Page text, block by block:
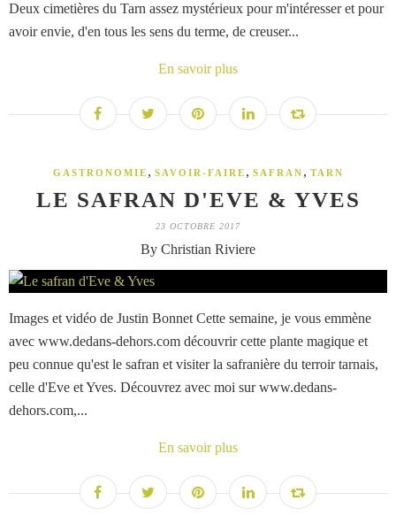
Deux cimetières du Tarn assez mystérieux pour m'intéresser et pour
avoir envie, d'en tous les sens du terme, de creuser...
En savoir plus
GASTRONOMIE , SAVOIR-FAIRE , SAFRAN , TARN
LE SAFRAN D'EVE & YVES
23 OCTOBRE 2017
By Christian Riviere
Images et vidéo de Justin Bonnet Cette semaine, je vous emmène
avec www.dedans-dehors.com découvrir cette plante magique et
peu connue qu'est le safran et visiter la safranière du terroir tarnais,
celle d'Eve et Yves. Découvrez avec moi sur www.dedans-
dehors.com,...
En savoir plus